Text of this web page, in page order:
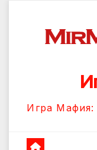
содержанию
Игра Мафия: